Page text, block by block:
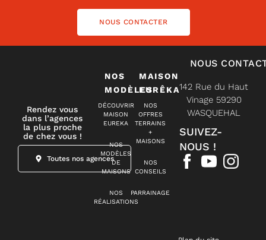
NOUS CONTACTER
Rendez vous
dans l’agences
la plus proche
de chez vous !
Toutes nos agences
NOS
MODÈLES
DÉCOUVRIR
MAISON
EUREKA
NOS
MODÈLES
DE
MAISONS
NOS
RÉALISATIONS
MAISON
EURÊKA
NOS
OFFRES
TERRAINS
+
MAISONS
NOS
CONSEILS
PARRAINAGE
NOUS
142 Rue du Haut
Vinage 59290
WASQUEHAL
SUIVEZ-
NOUS !